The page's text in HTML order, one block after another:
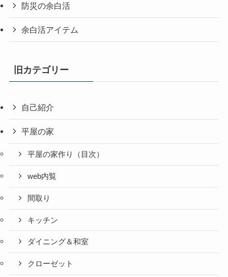
防災の余白活
余白活アイテム
旧カテゴリー
自己紹介
平屋の家
平屋の家作り（目次）
web内覧
間取り
キッチン
ダイニング＆和室
クローゼット